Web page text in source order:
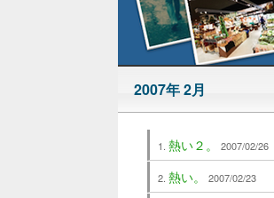
2007年 2月
熱い２。 2007/02/26
熱い。 2007/02/23